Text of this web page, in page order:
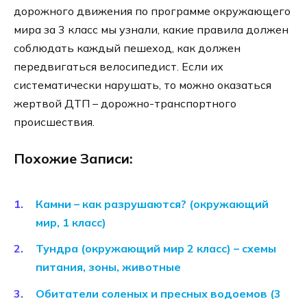
дорожного движения по программе окружающего
мира за 3 класс мы узнали, какие правила должен
соблюдать каждый пешеход, как должен
передвигаться велосипедист. Если их
систематически нарушать, то можно оказаться
жертвой ДТП – дорожно-транспортного
происшествия.
Похожие Записи:
Камни – как разрушаются? (окружающий
мир, 1 класс)
Тундра (окружающий мир 2 класс) – схемы
питания, зоны, животные
Обитатели соленых и пресных водоемов (3